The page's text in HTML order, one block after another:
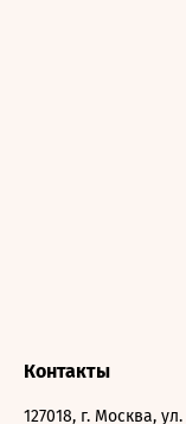
Контакты
127018, г. Москва,